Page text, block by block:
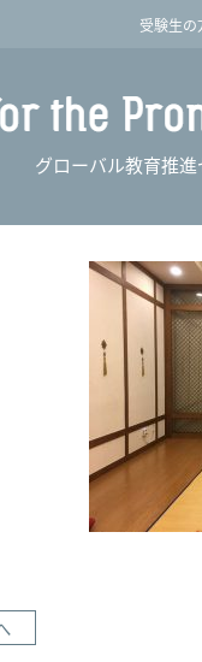
受験生の
グローバル教育推